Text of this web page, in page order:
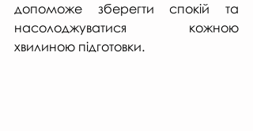
допоможе зберегти спокій та
насолоджуватися кожною
хвилиною підготовки.